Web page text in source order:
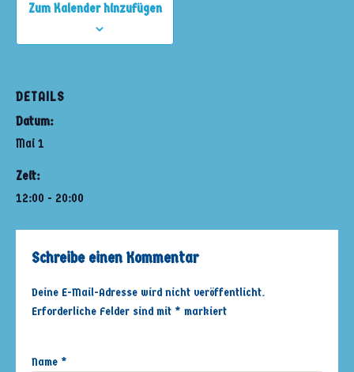
Zum Kalender hinzufügen
DETAILS
Datum:
Mai 1
Zeit:
12:00 - 20:00
Schreibe einen Kommentar
Deine E-Mail-Adresse wird nicht veröffentlicht.
Erforderliche Felder sind mit * markiert
Name *